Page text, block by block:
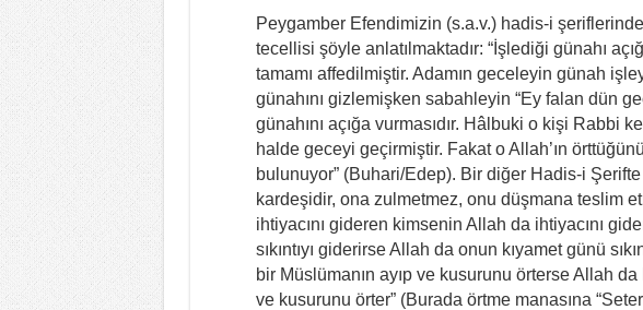
Peygamber Efendimizin (s.a.v.) hadis-i
tecellisi şöyle anlatılmaktadır: “İşlediği günahı
tamamı affedilmiştir. Adamın geceleyin günah
günahını gizlemişken sabahleyin “Ey falan dün
günahını açığa vurmasıdır. Hâlbuki o kişi Rabbi
halde geceyi geçirmiştir. Fakat o Allah’ın
bulunuyor” (Buhari/Edep). Bir diğer Hadis-i
kardeşidir, ona zulmetmez, onu düşmana teslim
ihtiyacını gideren kimsenin Allah da ihtiyacını
sıkıntıyı giderirse Allah da onun kıyamet günü
bir Müslümanın ayıp ve kusurunu örterse Allah
ve kusurunu örter” (Burada örtme manasına